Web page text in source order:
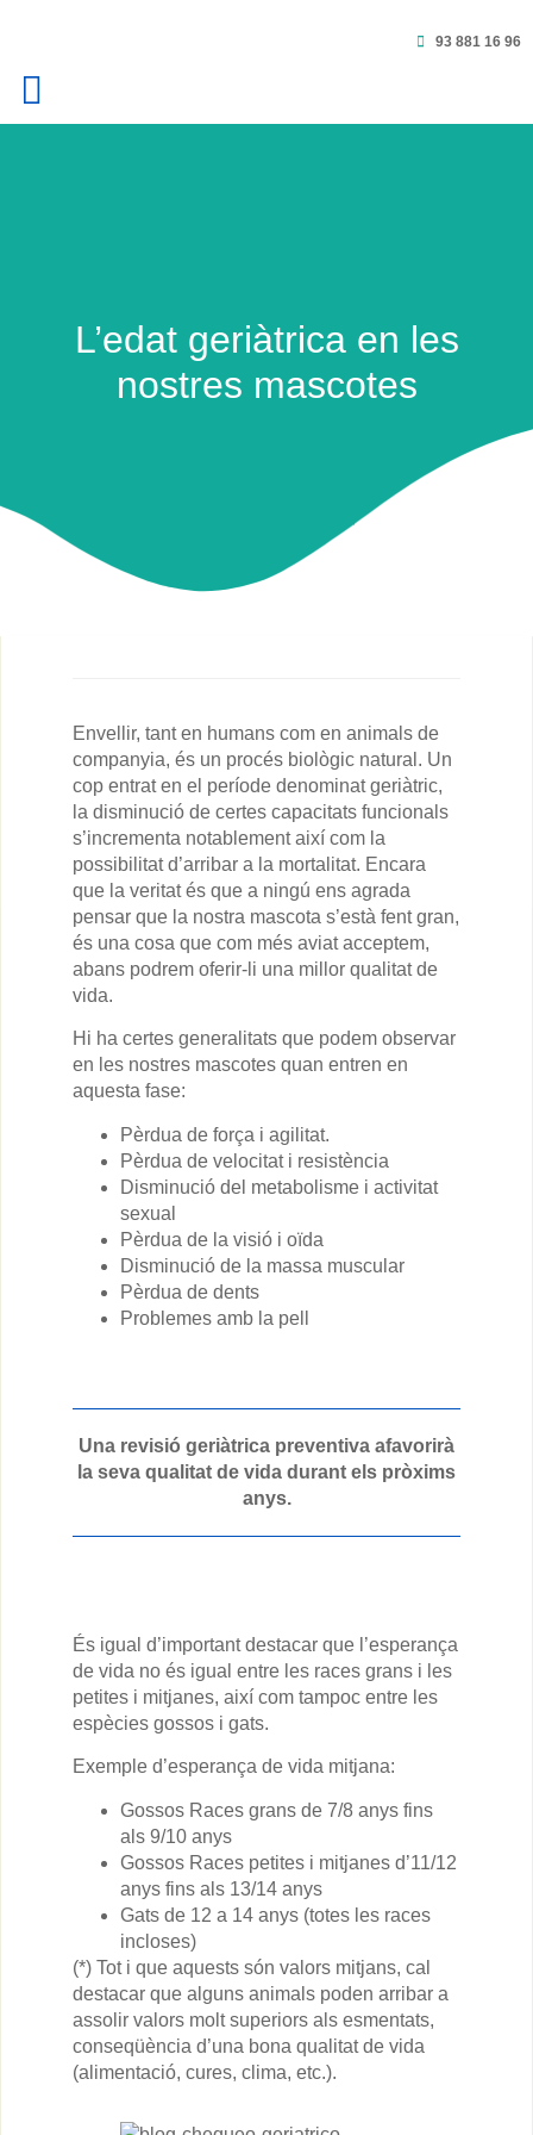
93 881 16 96
L’edat geriàtrica en les
nostres mascotes
Envellir, tant en humans com en animals de
companyia, és un procés biològic natural. Un
cop entrat en el període denominat geriàtric,
la disminució de certes capacitats funcionals
s’incrementa notablement així com la
possibilitat d’arribar a la mortalitat. Encara
que la veritat és que a ningú ens agrada
pensar que la nostra mascota s’està fent gran,
és una cosa que com més aviat acceptem,
abans podrem oferir-li una millor qualitat de
vida.
Hi ha certes generalitats que podem observar
en les nostres mascotes quan entren en
aquesta fase:
Pèrdua de força i agilitat.
Pèrdua de velocitat i resistència
Disminució del metabolisme i activitat
sexual
Pèrdua de la visió i oïda
Disminució de la massa muscular
Pèrdua de dents
Problemes amb la pell
Una revisió geriàtrica preventiva afavorirà
la seva qualitat de vida durant els pròxims
anys.
És igual d’important destacar que l’esperança
de vida no és igual entre les races grans i les
petites i mitjanes, així com tampoc entre les
espècies gossos i gats.
Exemple d’esperança de vida mitjana:
Gossos Races grans de 7/8 anys fins
als 9/10 anys
Gossos Races petites i mitjanes d’11/12
anys fins als 13/14 anys
Gats de 12 a 14 anys (totes les races
incloses)
(*) Tot i que aquests són valors mitjans, cal
destacar que alguns animals poden arribar a
assolir valors molt superiors als esmentats,
conseqüència d’una bona qualitat de vida
(alimentació, cures, clima, etc.).